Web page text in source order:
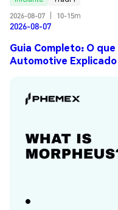
2026-08-07
10-15m
2026-08-07
Guia Completo: O
Automotive Explicado